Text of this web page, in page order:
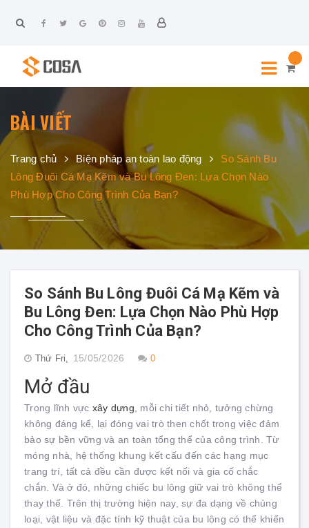
BÀI VIẾT
Trang chủ Biện pháp an toàn lao động
So Sánh Bu
Lông Đuôi Cá Mạ Kẽm và Bu Lông Đen: Lựa Chọn Nào
Phù Hợp Cho Công Trình Của Bạn?
So Sánh Bu Lông Đuôi Cá Mạ Kẽm và
Bu Lông Đen: Lựa Chọn Nào Phù Hợp
Cho Công Trình Của Bạn?
Thứ Fri, 15/05/2026 0
Mở đầu
Trong lĩnh vực xây dựng , mỗi chi tiết nhỏ, tưởng chừng
không đáng kể, lại đóng vai trò then chốt trong việc đảm
bảo sự bền vững và an toàn tổng thể của công trình. Từ
móng nhà, hệ thống khung kết cấu đến các hạng mục
trang trí, tất cả đều cần được kết nối và gia cố chắc
chắn. Và ở đó, những chiếc bu lông giữ vai trò không thể
thay thế. Trên thị trường hiện nay, sự đa dạng về chủng
loại, vật liệu và đặc tính kỹ thuật của bu lông có thể khiến